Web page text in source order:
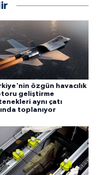
özgün havacılık
geliştirme
aynı çatı
toplanıyor